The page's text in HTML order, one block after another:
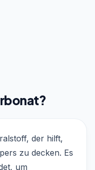
der hilft,
zu decken. Es
um